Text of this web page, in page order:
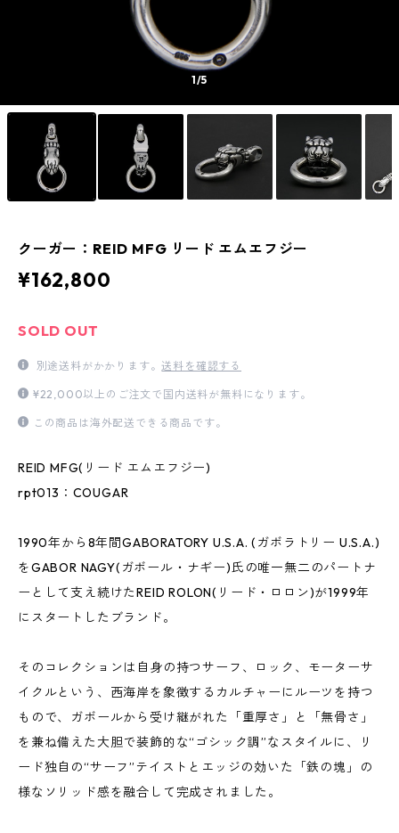
1/5
クーガー：REID MFG リード エムエフジー
¥162,800
SOLD OUT
別途送料がかかります。送料を確認する
¥22,000以上のご注文で国内送料が無料になります。
この商品は海外配送できる商品です。
REID MFG(リード エムエフジー)
rpt013：COUGAR
1990年から8年間GABORATORY U.S.A. (ガボラトリー U.S.A.)
をGABOR NAGY(ガボール・ナギー)氏の唯一無二のパートナ
ーとして支え続けたREID ROLON(リード・ロロン)が1999年
にスタートしたブランド。
そのコレクションは自身の持つサーフ、ロック、モーターサ
イクルという、西海岸を象徴するカルチャーにルーツを持つ
もので、ガボールから受け継がれた「重厚さ」と「無骨さ」
を兼ね備えた大胆で装飾的な“ゴシック調”なスタイルに、リ
ード独自の“サーフ”テイストとエッジの効いた「鉄の塊」の
様なソリッド感を融合して完成されました。